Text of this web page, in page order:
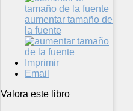
aumentar tamaño de
la fuente
Imprimir
Email
Valora este libro